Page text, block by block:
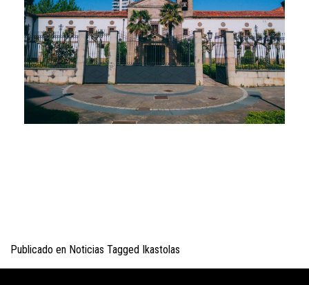
Publicado en Noticias Tagged Ikastolas